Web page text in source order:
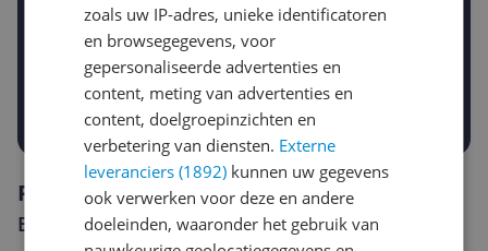
Gewenste daling of bedrag
-10% -15%
€
Prijsalert aanzetten
Reviews
Er zijn nog geen reviews geschreven
zoals uw IP-adres, unieke identificatoren
en browsegegevens, voor
gepersonaliseerde advertenties en
content, meting van advertenties en
content, doelgroepinzichten en
verbetering van diensten. Externe
leveranciers (1892) kunnen uw gegevens
ook verwerken voor deze en andere
doeleinden, waaronder het gebruik van